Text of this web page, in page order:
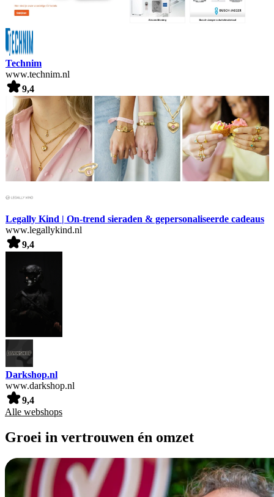
Technim
www.technim.nl
9,4
Legally Kind | On-trend sieraden & gepersonaliseerde cadeaus
www.legallykind.nl
9,4
Darkshop.nl
www.darkshop.nl
9,4
Alle webshops
Groei in vertrouwen én omzet